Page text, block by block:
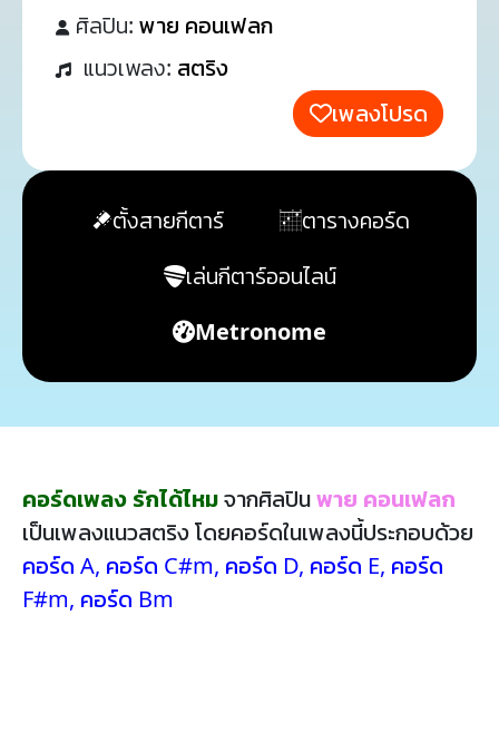
ศิลปิน: พาย คอนเฟลก
แนวเพลง: สตริง
เพลงโปรด
ตั้งสายกีตาร์
ตารางคอร์ด
เล่นกีตาร์ออนไลน์
Metronome
คอร์ดเพลง รักได้ไหมจากศิลปินพาย คอนเฟลก
เป็นเพลงแนวสตริง โดยคอร์ดในเพลงนี้ประกอบด้วย
คอร์ด A, คอร์ด C#m, คอร์ด D, คอร์ด E, คอร์ด
F#m, คอร์ด Bm